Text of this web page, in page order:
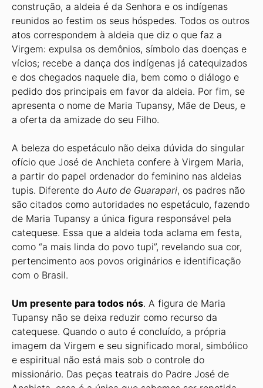
construção, a aldeia é da Senhora e os indígenas
reunidos ao festim os seus hóspedes. Todos os outros
atos correspondem à aldeia que diz o que faz a
Virgem: expulsa os demônios, símbolo das doenças e
vícios; recebe a dança dos indígenas já catequizados
e dos chegados naquele dia, bem como o diálogo e
pedido dos principais em favor da aldeia. Por fim, se
apresenta o nome de Maria Tupansy, Mãe de Deus, e
a oferta da amizade do seu Filho.
A beleza do espetáculo não deixa dúvida do singular
ofício que José de Anchieta confere à Virgem Maria,
a partir do papel ordenador do feminino nas aldeias
tupis. Diferente do Auto de Guarapari, os padres não
são citados como autoridades no espetáculo, fazendo
de Maria Tupansy a única figura responsável pela
catequese. Essa que a aldeia toda aclama em festa,
como “a mais linda do povo tupi”, revelando sua cor,
pertencimento aos povos originários e identificação
com o Brasil.
Um presente para todos nós. A figura de Maria
Tupansy não se deixa reduzir como recurso da
catequese. Quando o auto é concluído, a própria
imagem da Virgem e seu significado moral, simbólico
e espiritual não está mais sob o controle do
missionário. Das peças teatrais do Padre José de